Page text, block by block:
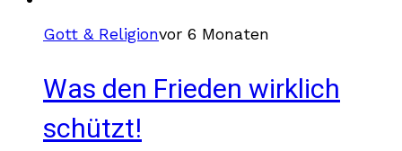
Gott & Religionvor 6 Monaten
Was den Frieden wirklich
schützt!